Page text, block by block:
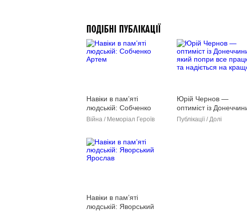
ПОДІБНІ ПУБЛІКАЦІЇ
Навіки в пам’яті
людській: Собченко
Артем
Війна / Меморіал Героїв
Юрій Чернов —
оптиміст із
який попри все
Публікації / Долі
Навіки в пам’яті
людській: Яворський